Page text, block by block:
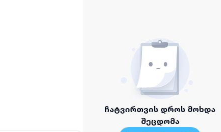
ჩატვირთვის დროს მოხდა
შეცდომა